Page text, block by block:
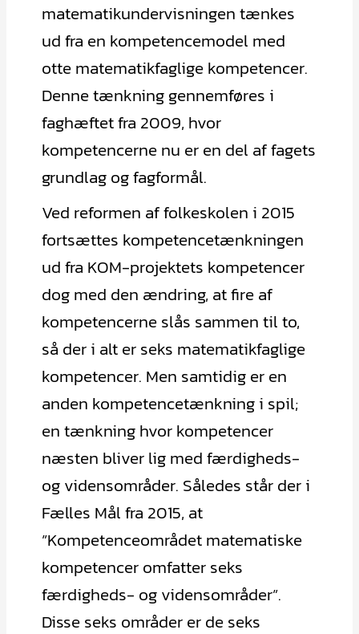
matematikundervisningen tænkes
ud fra en kompetencemodel med
otte matematikfaglige kompetencer.
Denne tænkning gennemføres i
faghæftet fra 2009, hvor
kompetencerne nu er en del af fagets
grundlag og fagformål.
Ved reformen af folkeskolen i 2015
fortsættes kompetencetænkningen
ud fra KOM-projektets kompetencer
dog med den ændring, at fire af
kompetencerne slås sammen til to,
så der i alt er seks matematikfaglige
kompetencer. Men samtidig er en
anden kompetencetænkning i spil;
en tænkning hvor kompetencer
næsten bliver lig med færdigheds-
og vidensområder. Således står der i
Fælles Mål fra 2015, at
”Kompetenceområdet matematiske
kompetencer omfatter seks
færdigheds- og vidensområder”.
Disse seks områder er de seks